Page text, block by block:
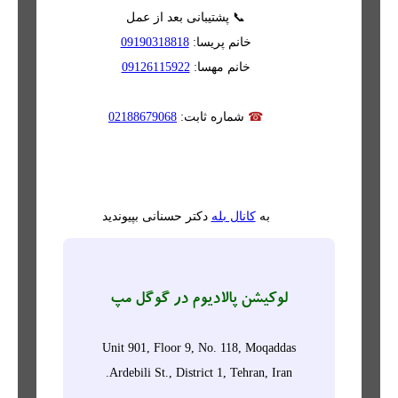
📞 پشتیبانی بعد از عمل
خانم پریسا:09190318818
خانم مهسا: 09126115922
☎ شماره ثابت: 02188679068
بهکانال بله دکتر حسنانی بپیوندید
لوکیشن پالادیوم در گوگل مپ
Unit 901, Floor 9, No. 118, Moqaddas
Ardebili St., District 1, Tehran, Iran.